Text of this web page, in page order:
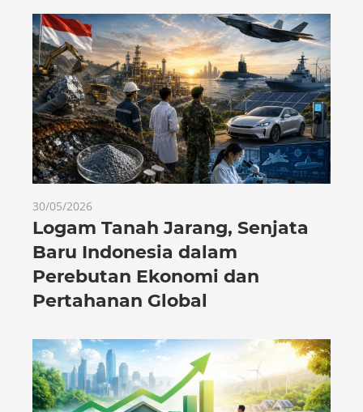
30/05/2026
Logam Tanah Jarang, Senjata
Baru Indonesia dalam
Perebutan Ekonomi dan
Pertahanan Global